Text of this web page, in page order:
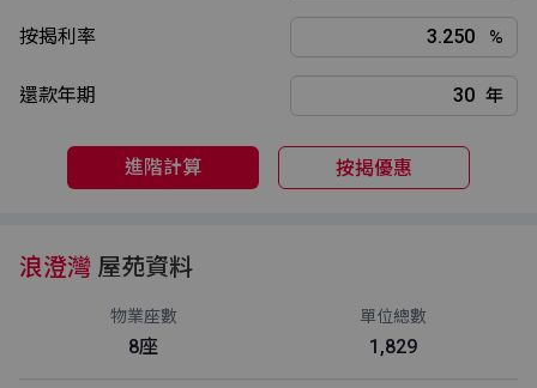
按揭利率 %
還款年期 年
進階計算 按揭優惠
浪澄灣 屋苑資料
物業座數
8座
單位總數
1,829